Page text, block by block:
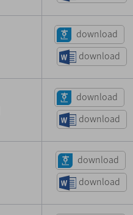
download
download
download
download
download
download